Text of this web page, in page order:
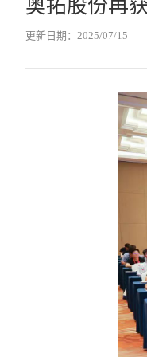
奥拓股份再
更新日期：2025/07/15